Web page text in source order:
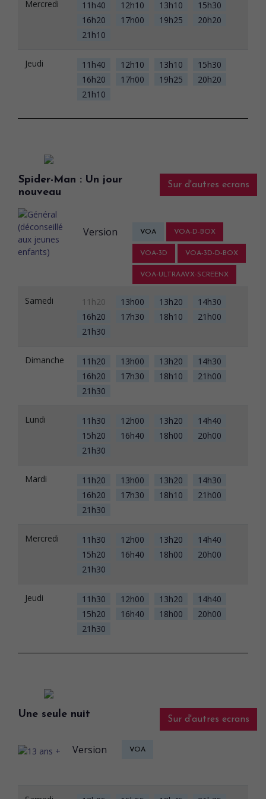
Mercredi 11h40 12h10 13h10
15h30
16h20
17h00 19h25
20h20
21h10
Jeudi 11h40 12h10 13h10
15h30
16h20
17h00 19h25
20h20
21h10
Spider-Man : Un jour
nouveau
Sur d'autres ecrans
Version VOA VOA-D-BOX
VOA-3D VOA-3D-D-BOX
VOA-ULTRAAVX-SCREENX
Samedi 11h20 13h00 13h20
14h30
16h20
17h30 18h10
21h00
21h30
Dimanche 11h20 13h00 13h20
14h30
16h20
17h30 18h10
21h00
21h30
Lundi 11h30 12h00 13h20
14h40
15h20
16h40 18h00
20h00
21h30
Mardi 11h20 13h00 13h20
14h30
16h20
17h30 18h10
21h00
21h30
Mercredi 11h30 12h00 13h20
14h40
15h20
16h40 18h00
20h00
21h30
Jeudi 11h30 12h00 13h20
14h40
15h20
16h40 18h00
20h00
21h30
Une seule nuit Sur d'autres ecrans
Version VOA